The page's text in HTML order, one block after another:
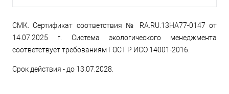
СМК. Сертификат соответствия № RA.RU.13HA77-0147 от
14.07.2025 г. Система экологического менеджмента
соответствует требованиям ГОСТ Р ИСО 14001-2016.
Срок действия - до 13.07.2028.